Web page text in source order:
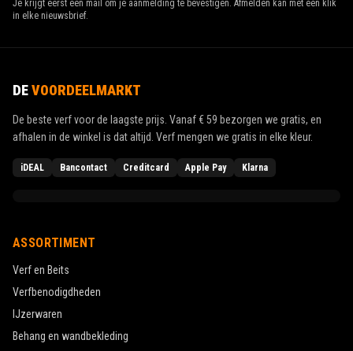
Je krijgt eerst een mail om je aanmelding te bevestigen. Afmelden kan met één klik
in elke nieuwsbrief.
DEVOORDEELMARKT
De beste verf voor de laagste prijs. Vanaf€ 59 bezorgen we gratis, en
afhalen in de winkel is dat altijd. Verf mengen we gratis in elke kleur.
iDEAL Bancontact Creditcard Apple Pay Klarna
ASSORTIMENT
Verf en Beits
Verfbenodigdheden
IJzerwaren
Behang en wandbekleding